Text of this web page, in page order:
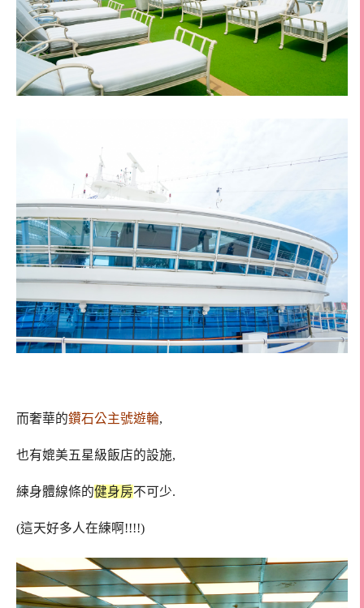
而奢華的鑽石公主號遊輪,
也有媲美五星級飯店的設施,
練身體線條的健身房不可少.
(這天好多人在練啊!!!!)